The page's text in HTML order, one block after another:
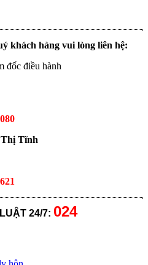
khách hàng vui lòng liên hệ:
đốc điều hành
Tĩnh
24/7: 024